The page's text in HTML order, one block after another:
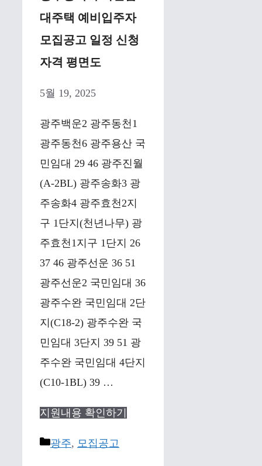
대주택 예비입주자
모집공고 일정 신청
자격 평면도
5월 19, 2025
광주백운2 광주동천1
광주동천6 광주용산 국
민임대 29 46 광주진월
(A-2BL) 광주송화3 광
주송화4 광주효천2지
구 1단지(천년나무) 광
주효천1지구 1단지 26
37 46 광주선운 36 51
광주선운2 국민임대 36
광주수완 국민임대 2단
지(C18-2) 광주수완 국
민임대 3단지 39 51 광
주수완 국민임대 4단지
(C10-1BL) 39 …
지원내용 확인하기
Categories
광주, 모집공고